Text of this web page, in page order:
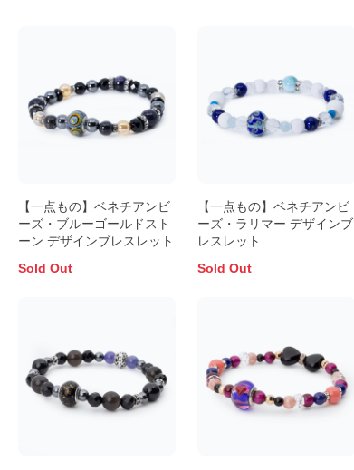
【一点もの】ベネチアンビ
ーズ・ブルーゴールドスト
ーン デザインブレスレット
Sold Out
【一点もの】ベネチアンビ
ーズ・ラリマー デザインブ
レスレット
Sold Out